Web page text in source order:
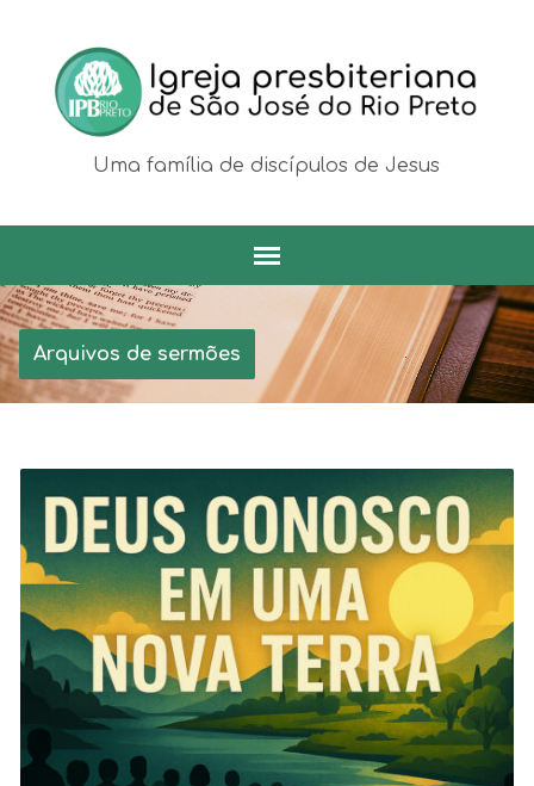
Uma família de discípulos de Jesus
Arquivos de sermões